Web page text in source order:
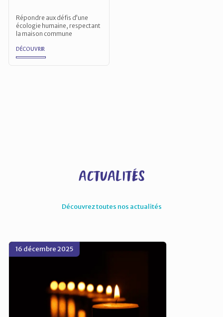
Répondre aux défis d’une
écologie humaine, respectant
la maison commune
DÉCOUVRIR
Actualités
Découvrez toutes nos actualités
16 décembre 2025